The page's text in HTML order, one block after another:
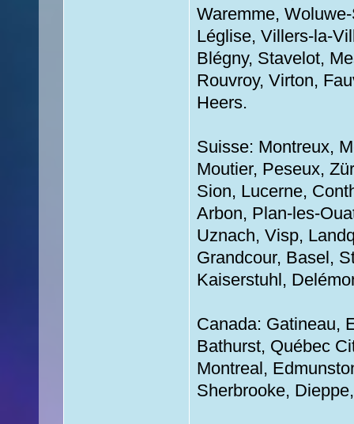
Waremme,
Léglise, Villers-la-
Blégny, Stavelot,
Rouvroy, Virton,
Heers.
Suisse: Montreux,
Moutier, Peseux,
Sion, Lucerne,
Arbon, Plan-les-
Uznach, Visp,
Grandcour, Basel,
Kaiserstuhl,
Canada: Gatineau,
Bathurst, Québec
Montreal,
Sherbrooke,